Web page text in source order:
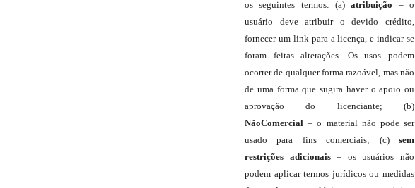
os seguintes termos: (a)atribuição – o
usuário deve atribuir o devido crédito,
fornecer um link para a licença, e indicar se
foram feitas alterações. Os usos podem
ocorrer de qualquer forma razoável, mas não
de uma forma que sugira haver o apoio ou
aprovação do licenciante; (b)
NãoComercial – o material não pode ser
usado para fins comerciais; (c) sem
restrições adicionais– os usuários não
podem aplicar termos jurídicos ou medidas